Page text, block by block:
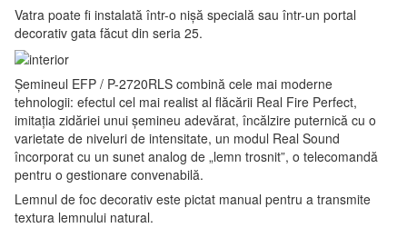
Vatra poate fi instalată într-o nișă specială sau într-un portal
decorativ gata făcut din seria 25.
Șemineul EFP / P-2720RLS combină cele mai moderne
tehnologii: efectul cel mai realist al flăcării Real Fire Perfect,
imitația zidăriei unui șemineu adevărat, încălzire puternică cu o
varietate de niveluri de intensitate, un modul Real Sound
încorporat cu un sunet analog de „lemn trosnit”, o telecomandă
pentru o gestionare convenabilă.
Lemnul de foc decorativ este pictat manual pentru a transmite
textura lemnului natural.